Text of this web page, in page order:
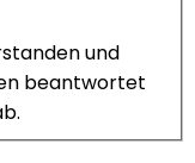
und
beantwortet